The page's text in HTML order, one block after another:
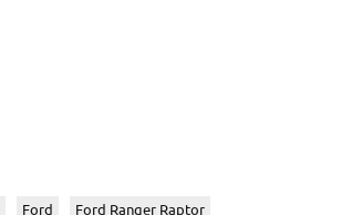
Ford Ford Ranger Raptor